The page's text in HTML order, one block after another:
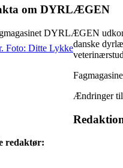
om DYRLÆGEN
DYRLÆGEN
danske
Ændringer til
redaktør: